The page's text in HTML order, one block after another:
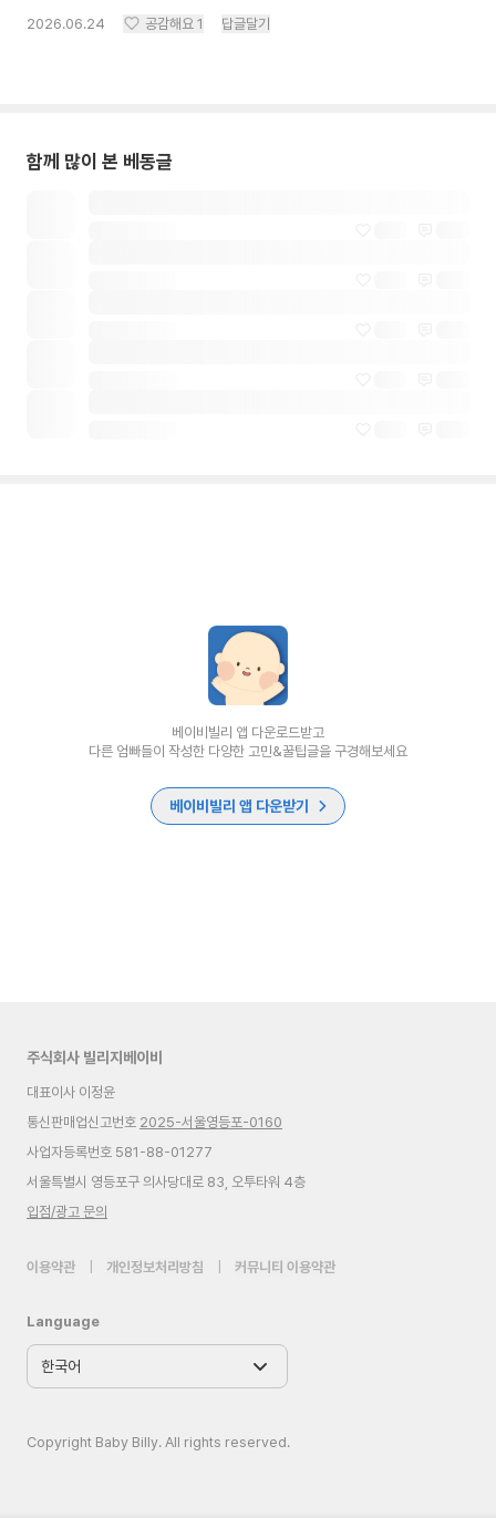
2026.06.24 공감해요 1 답글달기
함께 많이 본 베동글
베이비빌리 앱 다운로드받고
다른 엄빠들이 작성한 다양한 고민&꿀팁글을 구경해보세요
베이비빌리 앱 다운받기
주식회사 빌리지베이비
대표이사 이정윤
통신판매업신고번호 2025-서울영등포-0160
사업자등록번호 581-88-01277
서울특별시 영등포구 의사당대로 83, 오투타워 4층
입점/광고 문의
이용약관 개인정보처리방침 커뮤니티 이용약관
Language
Copyright Baby Billy. All rights reserved.